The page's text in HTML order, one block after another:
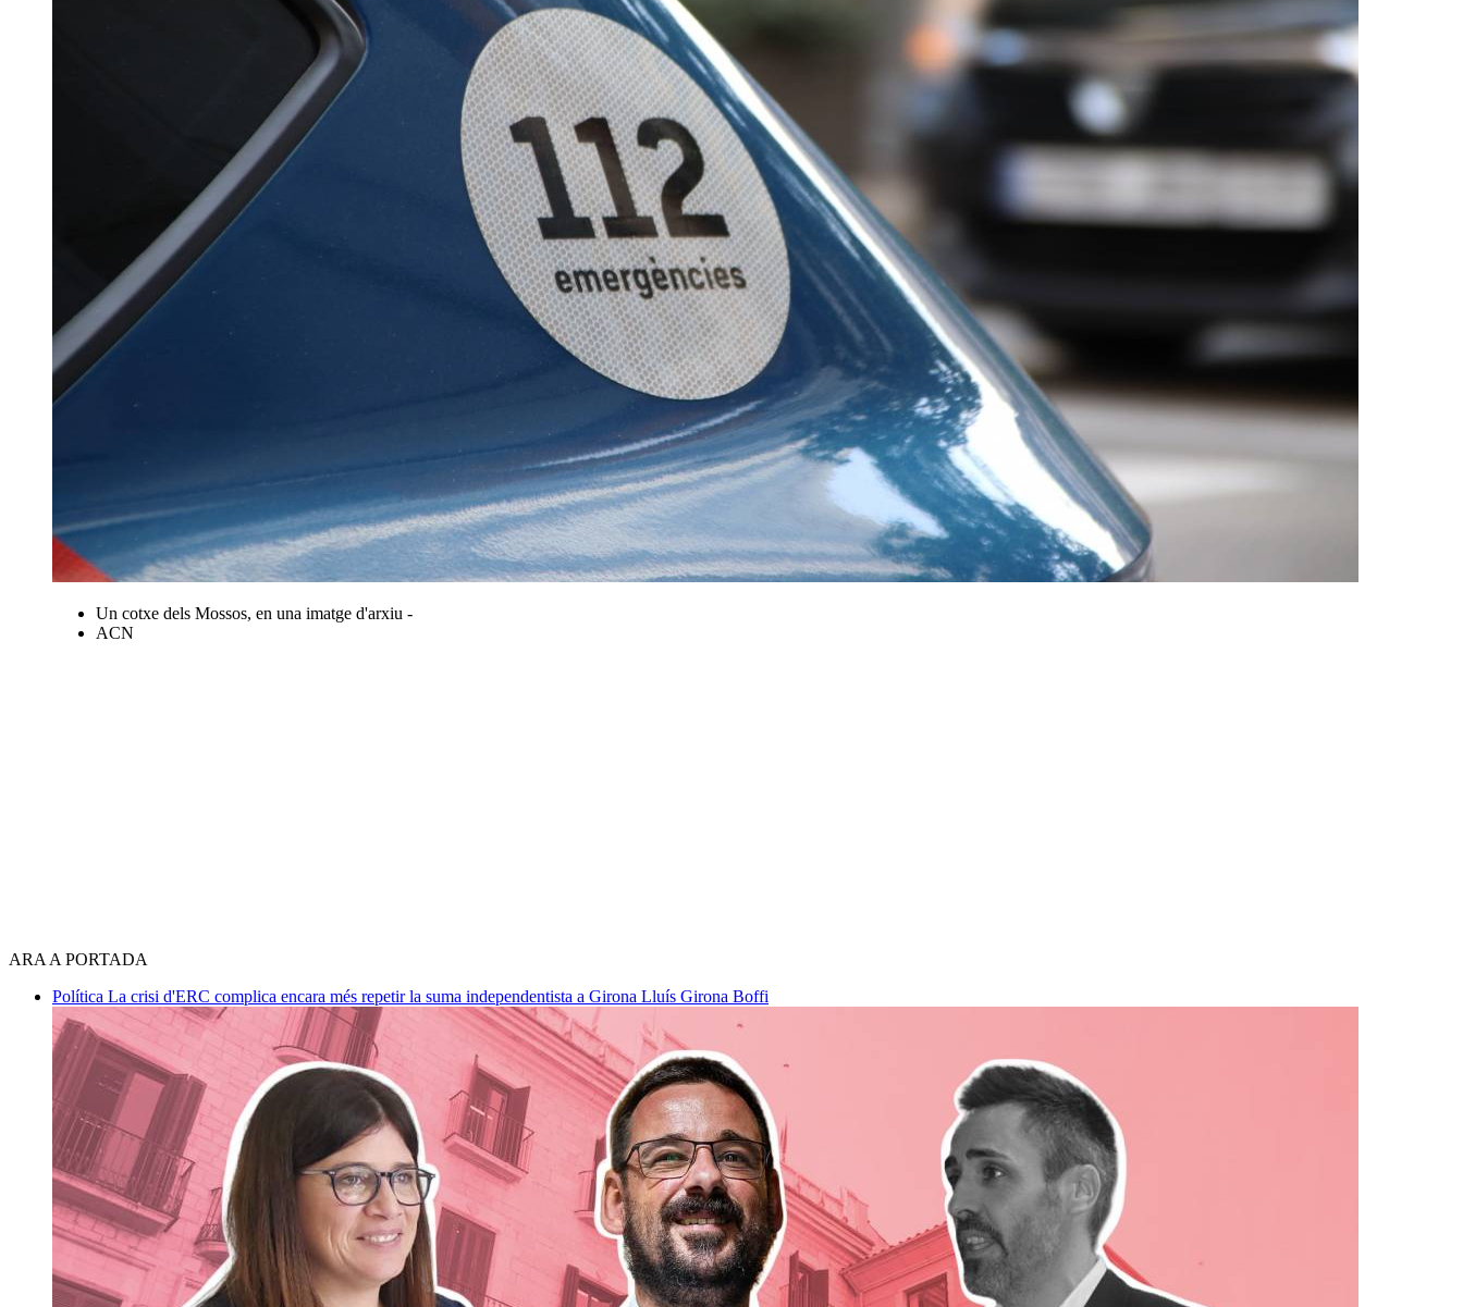
Un cotxe dels Mossos, en una imatge d'arxiu -
ACN
ARA A PORTADA
Política La crisi d'ERC complica encara més repetir la suma independentista a Girona Lluís Girona Boffi